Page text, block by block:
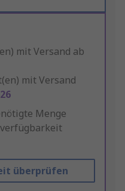
mit Versand ab
mit Versand
Menge
überprüfen